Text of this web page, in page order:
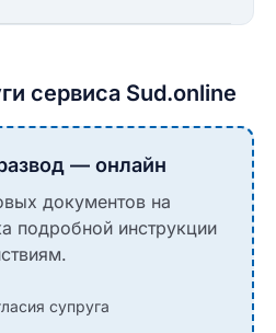
сервиса Sud.online
— онлайн
документов на
подробной инструкции
супруга